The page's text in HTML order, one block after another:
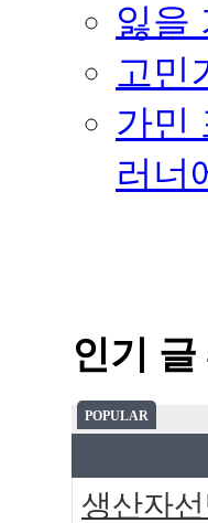
잃을
고민
가민
러너
인기 글
POPULAR
생산자선